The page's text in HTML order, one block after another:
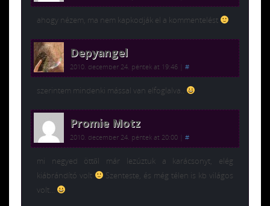
ahogy nézem, ma nem kapkodják el a kommentelést
Depyangel
2010. december 24. péntek at 19:46 #
szerintem mindenki mással van elfoglalva..
Promie Motz
2010. december 24. péntek at 20:00 #
mi negyed öttől már lezúztuk a karácsonyt, elég
kiábrándító volt
Szenteste, és még télen is kb világos
volt…